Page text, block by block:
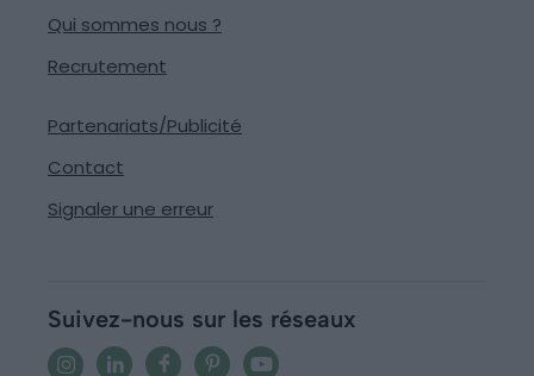
Qui sommes nous ?
Recrutement
Partenariats/Publicité
Contact
Signaler une erreur
Suivez-nous sur les réseaux